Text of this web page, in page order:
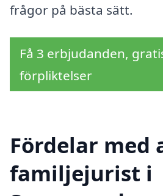
frågor på bästa sätt.
Få 3 erbjudanden,
förpliktelser
Fördelar med
familjejurist i